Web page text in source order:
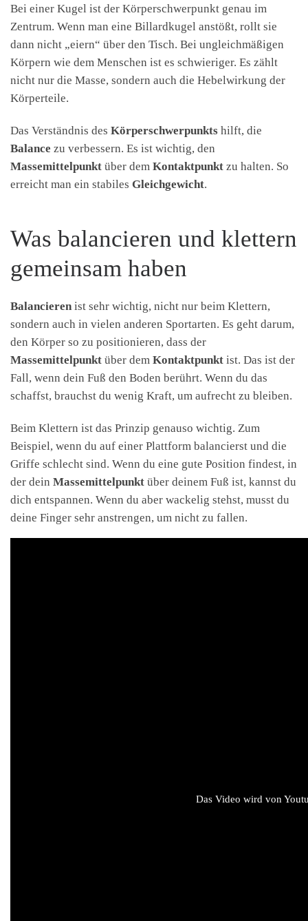
Bei einer Kugel ist der Körperschwerpunkt genau im
Zentrum. Wenn man eine Billardkugel anstößt, rollt sie
dann nicht „eiern“ über den Tisch. Bei ungleichmäßigen
Körpern wie dem Menschen ist es schwieriger. Es zählt
nicht nur die Masse, sondern auch die Hebelwirkung der
Körperteile.
Das Verständnis des Körperschwerpunkts hilft, die
Balance zu verbessern. Es ist wichtig, den
Massemittelpunkt über dem Kontaktpunkt zu halten. So
erreicht man ein stabiles Gleichgewicht.
Was balancieren und klettern
gemeinsam haben
Balancieren ist sehr wichtig, nicht nur beim Klettern,
sondern auch in vielen anderen Sportarten. Es geht darum,
den Körper so zu positionieren, dass der
Massemittelpunkt über dem Kontaktpunkt ist. Das ist der
Fall, wenn dein Fuß den Boden berührt. Wenn du das
schaffst, brauchst du wenig Kraft, um aufrecht zu bleiben.
Beim Klettern ist das Prinzip genauso wichtig. Zum
Beispiel, wenn du auf einer Plattform balancierst und die
Griffe schlecht sind. Wenn du eine gute Position findest, in
der dein Massemittelpunkt über deinem Fuß ist, kannst du
dich entspannen. Wenn du aber wackelig stehst, musst du
deine Finger sehr anstrengen, um nicht zu fallen.
Das Video wird von